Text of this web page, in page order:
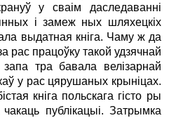
у сваім даследаванні
і замеж ных шляхецкіх
выдатная кніга. Чаму ж да
рас працоўку такой удзячнай
тра бавала велізарнай
у рас цярушаных крыніцах.
кніга польскага гісто ры
публікацыі. Затрымка